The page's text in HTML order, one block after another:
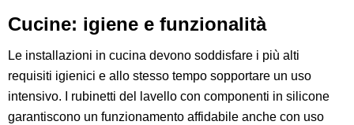
Cucine: igiene e funzionalità
Le installazioni in cucina devono soddisfare i più alti
requisiti igienici e allo stesso tempo sopportare un uso
intensivo. I rubinetti del lavello con componenti in silicone
garantiscono un funzionamento affidabile anche con uso